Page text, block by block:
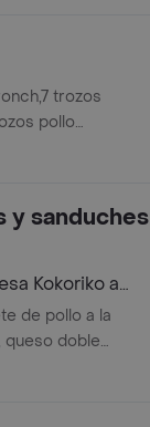
trozos
pollo
y sanduches
Kokoriko a
de pollo a la
queso doble